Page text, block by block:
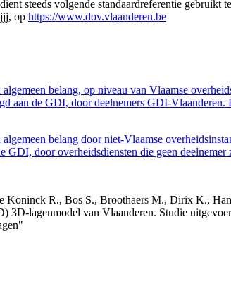
steeds volgende standaardreferentie
op https://www.dov.vlaanderen.be
belang, op niveau van Vlaamse
aan de GDI, door deelnemers GDI-
belang door niet-Vlaamse
GDI, door overheidsdiensten die geen
Koninck R., Bos S., Broothaers M., Dirix K.,
lagenmodel van Vlaanderen. Studie